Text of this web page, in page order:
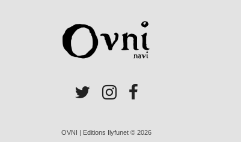
OVNI | Editions Ilyfunet © 2026